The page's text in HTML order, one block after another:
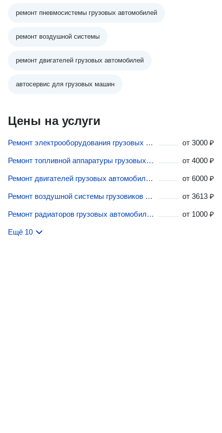
ремонт пневмосистемы грузовых автомобилей
ремонт воздушной системы
ремонт двигателей грузовых автомобилей
автосервис для грузовых машин
Цены на услуги
Ремонт электрооборудования грузовых автомобилей в Москве от 3000 ₽
Ремонт топливной аппаратуры грузовых автомобилей в Москве от 4000 ₽
Ремонт двигателей грузовых автомобилей в Москве от 6000 ₽
Ремонт воздушной системы грузовиков в Москве от 3613 ₽
Ремонт радиаторов грузовых автомобилей в Москве от 1000 ₽
Ещё 10